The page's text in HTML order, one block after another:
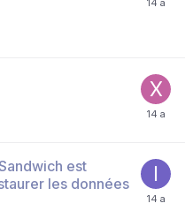
est
les données